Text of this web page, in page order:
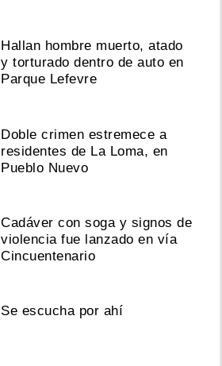
Hallan hombre muerto, atado
y torturado dentro de auto en
Parque Lefevre
Doble crimen estremece a
residentes de La Loma, en
Pueblo Nuevo
Cadáver con soga y signos de
violencia fue lanzado en vía
Cincuentenario
Se escucha por ahí